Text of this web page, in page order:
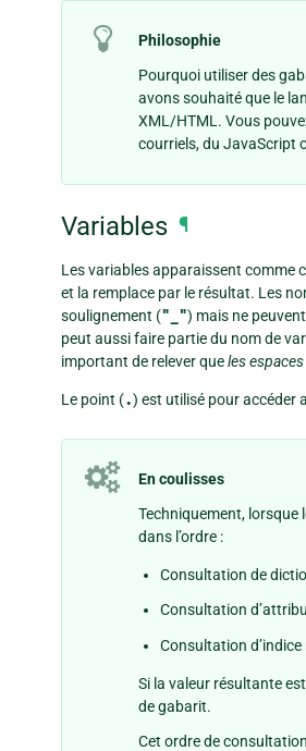
Philosophie
Pourquoi utiliser des
avons souhaité que le
XML/HTML. Vous
courriels, du JavaScript
Variables ¶
Les variables apparaissent comme
et la remplace par le résultat. Les
soulignement ("_") mais ne
peut aussi faire partie du nom de
important de relever queles
Le point (.) est utilisé pour accéder
En coulisses
Techniquement, lorsque
dans l’ordre :
Consultation de
Consultation
Consultation
Si la valeur résultante
de gabarit.
Cet ordre de